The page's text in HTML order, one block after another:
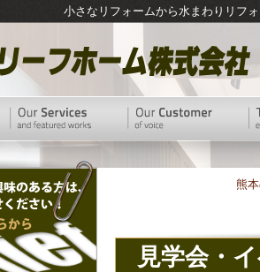
小さなリフォームから水まわりリフ
熊
見学会・